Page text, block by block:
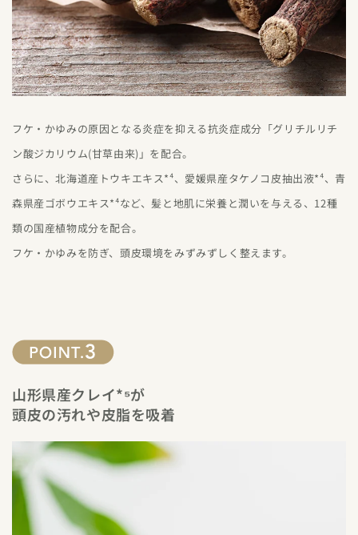
フケ・かゆみの原因となる炎症を抑える抗炎症成分「グリチルリチ
ン酸ジカリウム(甘草由来)」を配合。
さらに、北海道産トウキエキス*⁴、愛媛県産タケノコ皮抽出液*⁴、青
森県産ゴボウエキス*⁴など、髪と地肌に栄養と潤いを与える、12種
類の国産植物成分を配合。
フケ・かゆみを防ぎ、頭皮環境をみずみずしく整えます。
山形県産クレイ*⁵が
頭皮の汚れや皮脂を吸着